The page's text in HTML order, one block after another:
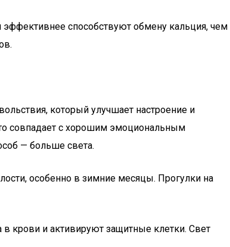
эффективнее способствуют обмену кальция, чем
который улучшает настроение и
совпадает с хорошим эмоциональным
— больше света.
особенно в зимние месяцы. Прогулки на
крови и активируют защитные клетки. Свет